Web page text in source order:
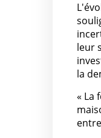
leur
la
« La